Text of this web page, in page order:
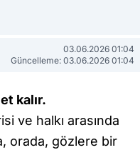
03.06.2026 01:04
Güncelleme: 03.06.2026 01:04
kalır.
ve halkı arasında
orada, gözlere bir